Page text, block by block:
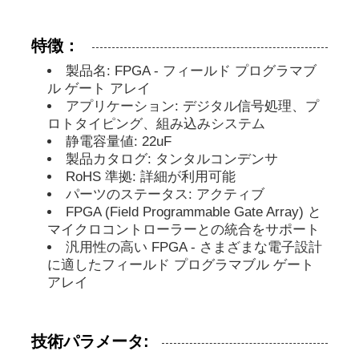
チップ上のSOCシステム
MPU IC
CPLD PLD
赤外線熱検出器
DSP ICの破片
eepromの破片
特徴：
製品名: FPGA - フィールド プログラマブ
ル ゲート アレイ
アプリケーション: デジタル信号処理、プ
ロトタイピング、組み込みシステム
静電容量値: 22uF
製品カタログ: タンタルコンデンサ
RoHS 準拠: 詳細が利用可能
パーツのステータス: アクティブ
FPGA (Field Programmable Gate Array) と
マイクロコントローラーとの統合をサポート
汎用性の高い FPGA - さまざまな電子設計
に適したフィールド プログラマブル ゲート
アレイ
技術パラメータ: